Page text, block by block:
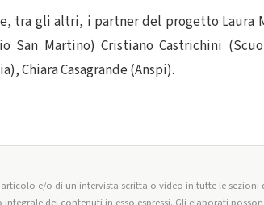
tra gli altri, i partner del progetto Laura
San Martino) Cristiano Castrichini
Chiara Casagrande (Anspi).
e/o di un'intervista scritta o video in tutte le sezioni